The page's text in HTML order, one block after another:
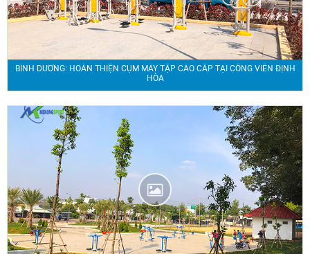
BÌNH DƯƠNG: HOÀN THIỆN CỤM MÁY TẬP CAO CẤP TẠI CÔNG VIÊN ĐỊNH
HÒA